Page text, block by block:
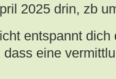
2025 drin, zb
entspannt
eine